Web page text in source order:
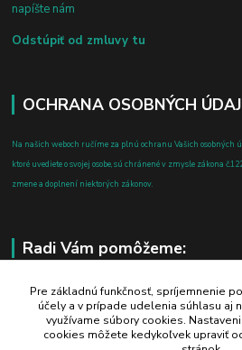
napíšte nám
Odstúpiť od zmluvy tu
OCHRANA OSOBNÝCH
Na našich weboch ručíme za plnú ochranu Vašich osobných
ktoré uvediete o svojej osobe, sú chránené v zmysle zákona
zmene a doplnení niektorých zákonov.
Radi Vám pomôžeme:
+421 908 700 612
po-pia: 8.00 - 16.00
business@jtf.sk
Pre základnú funkčnosť, spríjemnenie
účely a v prípade udelenia súhlasu aj
využívame súbory cookies.
cookies môžete kedykoľvek upraviť